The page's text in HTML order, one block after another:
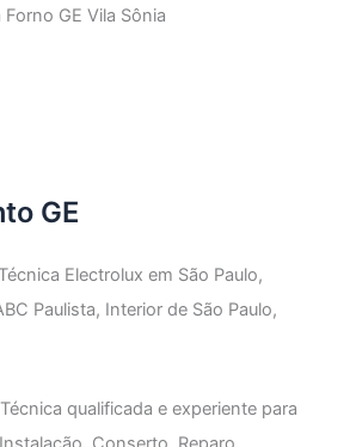
GE Vila Sônia
GE
Electrolux em São Paulo,
Paulista, Interior de São Paulo,
qualificada e experiente para